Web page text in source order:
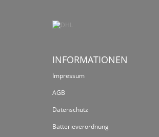
INFORMATIONEN
Impressum
AGB
Datenschutz
Batterieverordnung